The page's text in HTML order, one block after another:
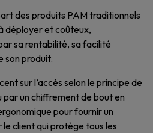
des produits PAM traditionnels
déployer et coûteux,
sa rentabilité, sa facilité
son produit.
sur l’accès selon le principe de
un chiffrement de bout en
pour fournir un
client qui protège tous les